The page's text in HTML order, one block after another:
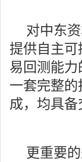
对中东
提供自主
易回测能
一套完整
成，均具备
更重要